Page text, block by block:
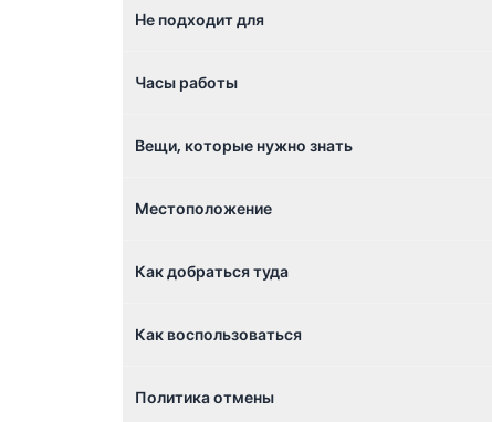
Не подходит для
Часы работы
Вещи, которые нужно знать
Местоположение
Как добраться туда
Как воспользоваться
Политика отмены